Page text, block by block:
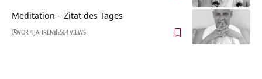
Meditation – Zitat des Tages
VOR 4 JAHREN 504 VIEWS